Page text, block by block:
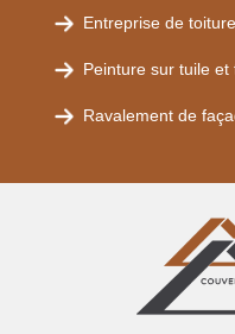
Entreprise de
Peinture sur tuile
Ravalement de